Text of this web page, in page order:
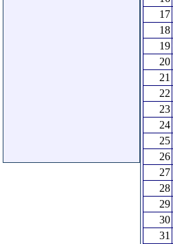
17
18
19
20
21
22
23
24
25
26
27
28
29
30
31